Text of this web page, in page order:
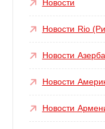
Новости
Новости Rio
Новости
Новости
Новости